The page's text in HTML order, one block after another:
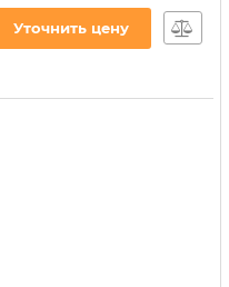
(C45/C)
Уточнить цену